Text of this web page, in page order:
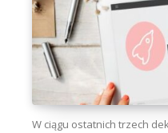
W ciągu ostatnich trzech